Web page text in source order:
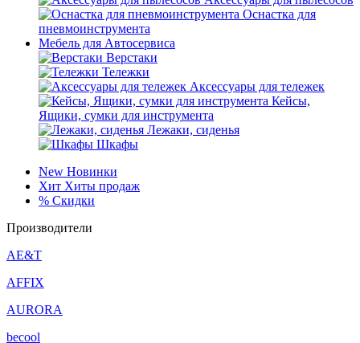
Оснастка для
пневмоинструмента
Мебель для Автосервиса
Верстаки
Тележки
Аксессуары для тележек
Кейсы,
Ящики, сумки для инструмента
Лежаки, сиденья
Шкафы
New Новинки
Хит Хиты продаж
% Скидки
Производители
AE&T
AFFIX
AURORA
becool